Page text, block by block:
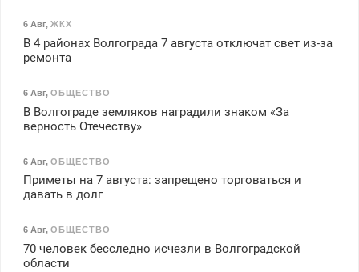
6 Авг, ЖКХ
В 4 районах Волгограда 7 августа отключат свет из-за
ремонта
6 Авг, ОБЩЕСТВО
В Волгограде земляков наградили знаком «За
верность Отечеству»
6 Авг, ОБЩЕСТВО
Приметы на 7 августа: запрещено торговаться и
давать в долг
6 Авг, ОБЩЕСТВО
70 человек бесследно исчезли в Волгоградской
области